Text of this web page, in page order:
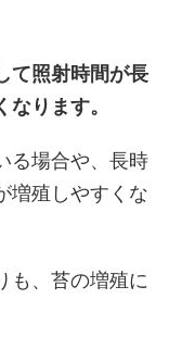
て照射時間が長
ります。
る場合や、長時
増殖しやすくな
も、苔の増殖に